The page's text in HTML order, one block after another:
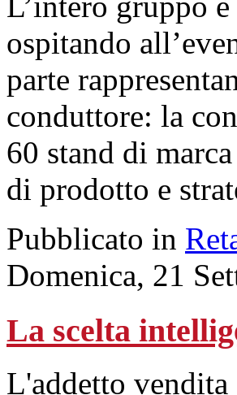
ospitando
parte
conduttore: la
60 stand di
di prodotto e
Pubblicato in
Domenica, 21
La scelta
L'addetto